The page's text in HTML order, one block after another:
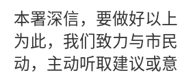
本署深信，要做好以
为此，我们致力与市
动，主动听取建议或